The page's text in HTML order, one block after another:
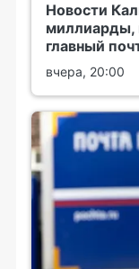
Новости
миллиарды,
главный
вчера, 20:00